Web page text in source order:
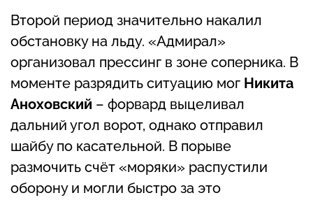
Второй период значительно накалил
обстановку на льду. «Адмирал»
организовал прессинг в зоне соперника. В
моменте разрядить ситуацию мог Никита
Аноховский – форвард выцеливал
дальний угол ворот, однако отправил
шайбу по касательной. В порыве
размочить счёт «моряки» распустили
оборону и могли быстро за это